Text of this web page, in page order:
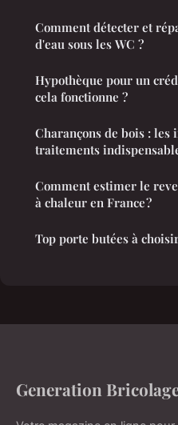
Comment détecter et
d'eau sous les WC ?
Hypothèque pour un
cela fonctionne ?
Charançons de bois : les
traitements
Comment estimer le
à chaleur en France ?
Top porte butées à
Generation